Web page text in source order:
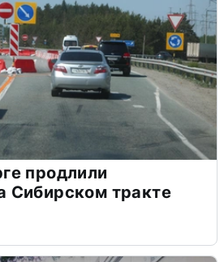
продлили
Сибирском тракте